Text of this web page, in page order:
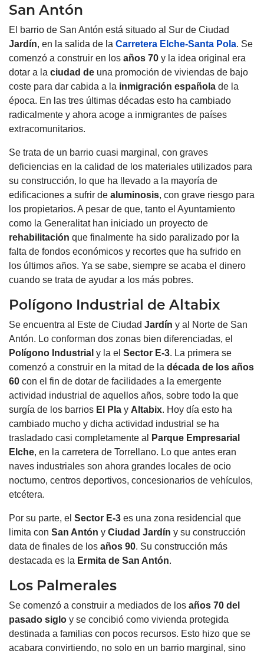
San Antón
El barrio de San Antón está situado al Sur de Ciudad
Jardín, en la salida de la Carretera Elche-Santa Pola. Se
comenzó a construir en los años 70 y la idea original era
dotar a la ciudad de una promoción de viviendas de bajo
coste para dar cabida a la inmigración española de la
época. En las tres últimas décadas esto ha cambiado
radicalmente y ahora acoge a inmigrantes de países
extracomunitarios.
Se trata de un barrio cuasi marginal, con graves
deficiencias en la calidad de los materiales utilizados para
su construcción, lo que ha llevado a la mayoría de
edificaciones a sufrir de aluminosis, con grave riesgo para
los propietarios. A pesar de que, tanto el Ayuntamiento
como la Generalitat han iniciado un proyecto de
rehabilitación que finalmente ha sido paralizado por la
falta de fondos económicos y recortes que ha sufrido en
los últimos años. Ya se sabe, siempre se acaba el dinero
cuando se trata de ayudar a los más pobres.
Polígono Industrial de Altabix
Se encuentra al Este de Ciudad Jardín y al Norte de San
Antón. Lo conforman dos zonas bien diferenciadas, el
Polígono Industrial y la el Sector E-3. La primera se
comenzó a construir en la mitad de la década de los años
60 con el fin de dotar de facilidades a la emergente
actividad industrial de aquellos años, sobre todo la que
surgía de los barrios El Pla y Altabix. Hoy día esto ha
cambiado mucho y dicha actividad industrial se ha
trasladado casi completamente al
Parque Empresarial
Elche, en la carretera de Torrellano. Lo que antes eran
naves industriales son ahora grandes locales de ocio
nocturno, centros deportivos, concesionarios de vehículos,
etcétera.
Por su parte, el Sector E-3 es una zona residencial que
limita con San Antón y Ciudad Jardín y su construcción
data de finales de los años 90. Su construcción más
destacada es la Ermita de San Antón.
Los Palmerales
Se comenzó a construir a mediados de los años 70 del
pasado siglo y se concibió como vivienda protegida
destinada a familias con pocos recursos. Esto hizo que se
acabara convirtiendo, no solo en un barrio marginal, sino